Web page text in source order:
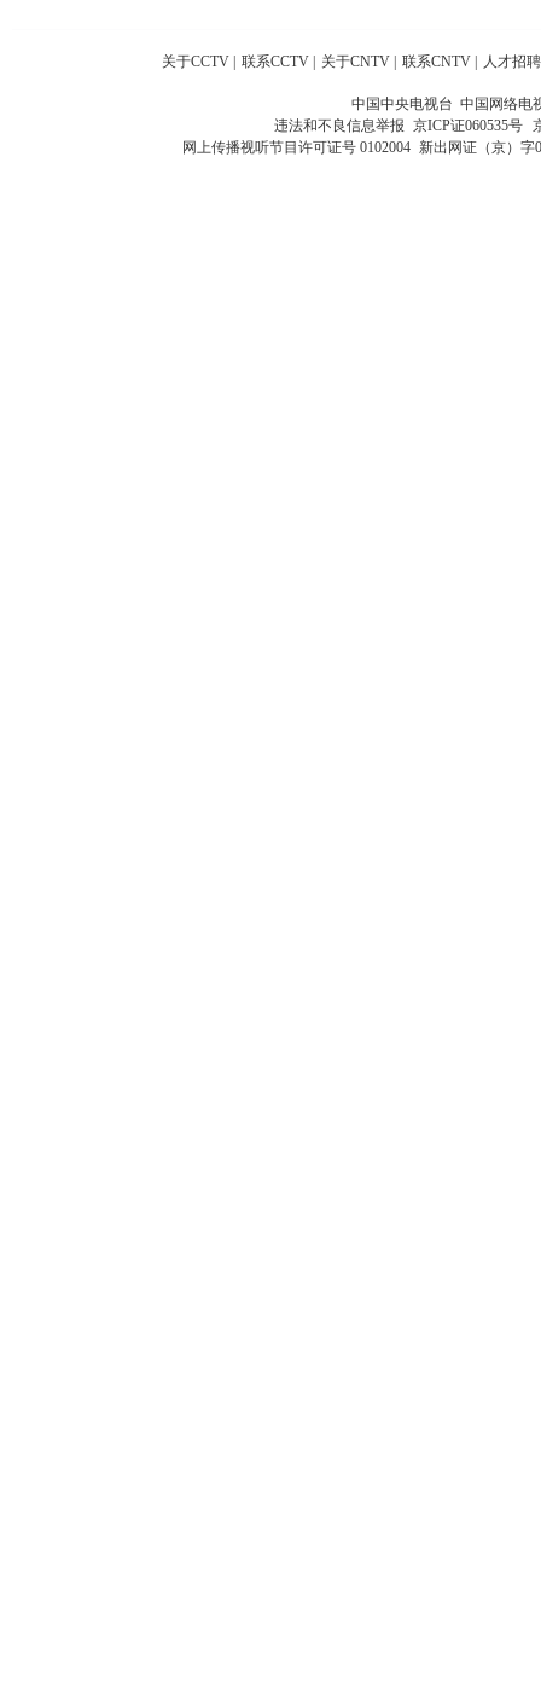
关于CCTV 联系CCTV 关于CNTV 联系CNTV 人才招聘
中国中央电视台 中国网络电
违法和不良信息举报 京ICP证060535号
网上传播视听节目许可证号 0102004 新出网证（京）